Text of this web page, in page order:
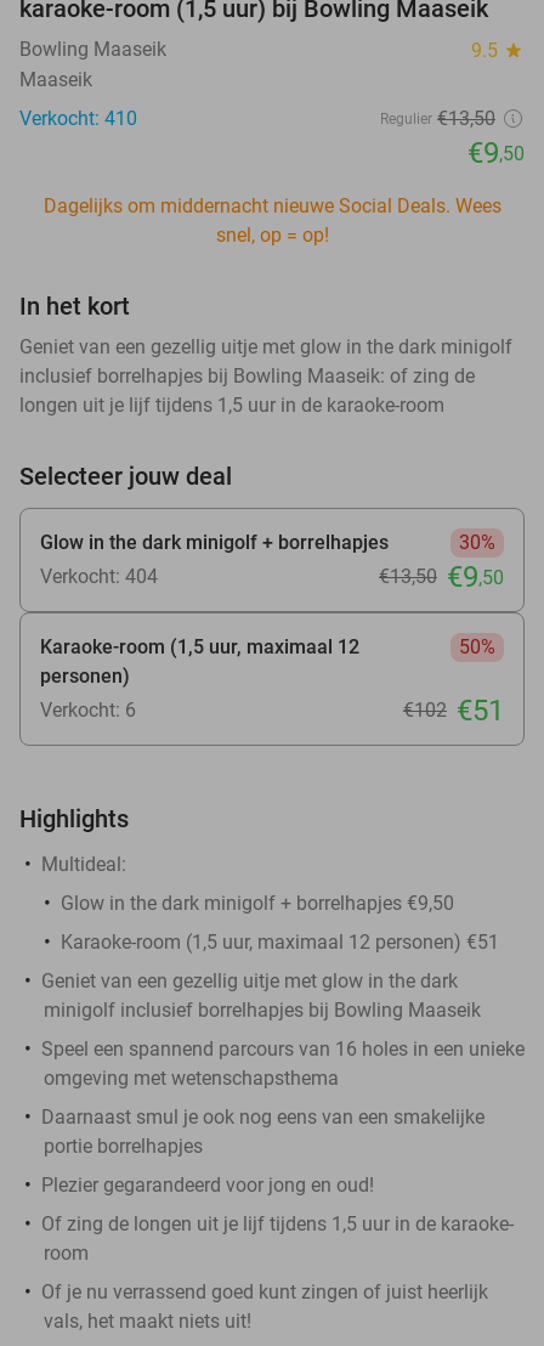
karaoke-room (1,5 uur) bij Bowling Maaseik
Bowling Maaseik 9.5 star
Maaseik
Verkocht: 410
Regulier €13,50
€9,50
Dagelijks om middernacht nieuwe Social Deals. Wees
snel, op = op!
In het kort
Geniet van een gezellig uitje met glow in the dark minigolf
inclusief borrelhapjes bij Bowling Maaseik: of zing de
longen uit je lijf tijdens 1,5 uur in de karaoke-room
Selecteer jouw deal
Glow in the dark minigolf + borrelhapjes
30%
Verkocht: 404
€13,50 €9,50
Karaoke-room (1,5 uur, maximaal 12
personen)
50%
Verkocht: 6 €102 €51
Highlights
Multideal:
Glow in the dark minigolf + borrelhapjes €9,50
Karaoke-room (1,5 uur, maximaal 12 personen) €51
Geniet van een gezellig uitje met glow in the dark
minigolf inclusief borrelhapjes bij Bowling Maaseik
Speel een spannend parcours van 16 holes in een unieke
omgeving met wetenschapsthema
Daarnaast smul je ook nog eens van een smakelijke
portie borrelhapjes
Plezier gegarandeerd voor jong en oud!
Of zing de longen uit je lijf tijdens 1,5 uur in de karaoke-
room
Of je nu verrassend goed kunt zingen of juist heerlijk
vals, het maakt niets uit!